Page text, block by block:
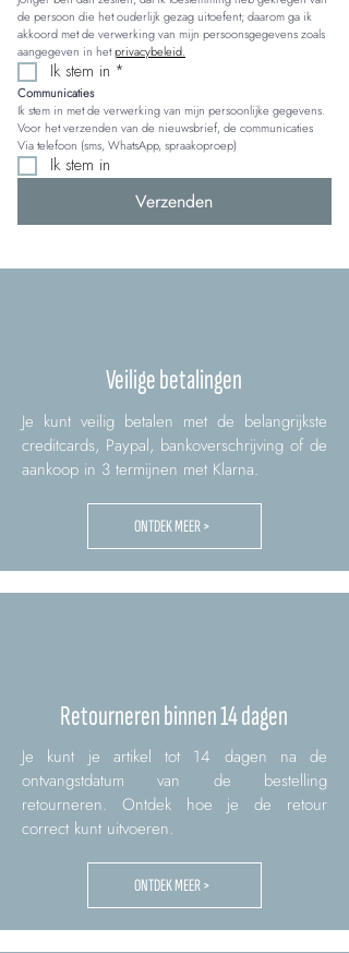
de persoon die het ouderlijk gezag uitoefent; daarom ga ik
akkoord met de verwerking van mijn persoonsgegevens zoals
aangegeven in het privacybeleid.
Ik stem in *
Communicaties
Ik stem in met de verwerking van mijn persoonlijke gegevens.
Voor het verzenden van de nieuwsbrief, de communicaties
Via telefoon (sms, WhatsApp, spraakoproep)
Ik stem in
Verzenden
Veilige betalingen
Je kunt veilig betalen met de belangrijkste
creditcards, Paypal, bankoverschrijving of de
aankoop in 3 termijnen met Klarna.
ONTDEK MEER >
Retourneren binnen 14 dagen
Je kunt je artikel tot 14 dagen na de
ontvangstdatum van de bestelling
retourneren. Ontdek hoe je de retour
correct kunt uitvoeren.
ONTDEK MEER >